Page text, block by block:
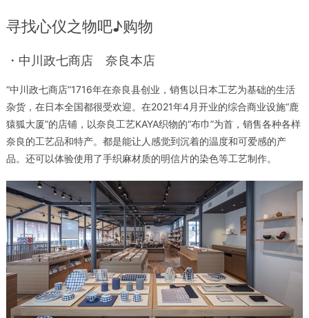
寻找心仪之物吧♪购物
・中川政七商店 奈良本店
“中川政七商店”1716年在奈良县创业，销售以日本工艺为基础的生活
杂货，在日本全国都很受欢迎。在2021年4月开业的综合商业设施“鹿
猿狐大厦”的店铺，以奈良工艺KAYA织物的“布巾”为首，销售各种各样
奈良的工艺品和特产。都是能让人感觉到沉着的温度和可爱感的产
品。还可以体验使用了手织麻材质的明信片的染色等工艺制作。